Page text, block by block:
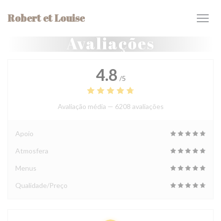
Robert et Louise
Avaliações
4.8 /5
Avaliação média — 6208 avaliações
Apoio
Atmosfera
Menus
Qualidade/Preço